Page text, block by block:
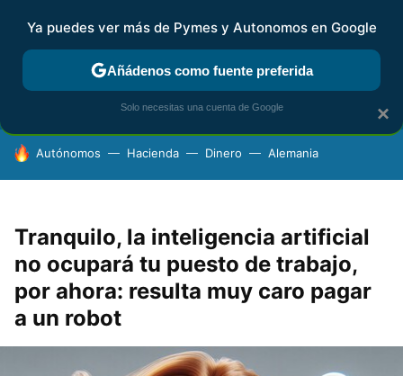
FISCALIDAD Y CONTABILIDAD KIT DIGITAL RENTA
HOY SE HABLA DE
Autónomos Hacienda Dinero Alemania
Tranquilo, la inteligencia artificial
no ocupará tu puesto de trabajo,
por ahora: resulta muy caro pagar
a un robot
×
Ya puedes ver más de Pymes y Autonomos en Google
Añádenos como fuente preferida
Solo necesitas una cuenta de Google